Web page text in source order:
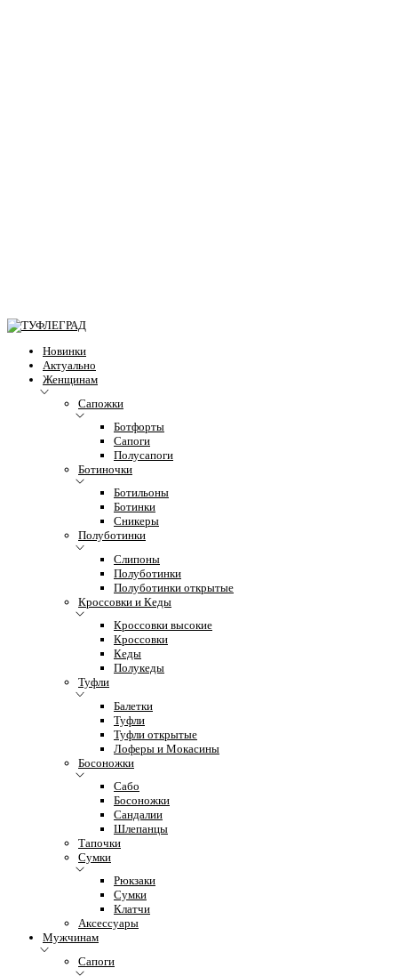
Новинки
Актуально
Женщинам
Сапожки
Ботфорты
Сапоги
Полусапоги
Ботиночки
Ботильоны
Ботинки
Сникеры
Полуботинки
Слипоны
Полуботинки
Полуботинки открытые
Кроссовки и Кеды
Кроссовки высокие
Кроссовки
Кеды
Полукеды
Туфли
Балетки
Туфли
Туфли открытые
Лоферы и Мокасины
Босоножки
Сабо
Босоножки
Сандалии
Шлепанцы
Тапочки
Сумки
Рюкзаки
Сумки
Клатчи
Аксессуары
Мужчинам
Сапоги